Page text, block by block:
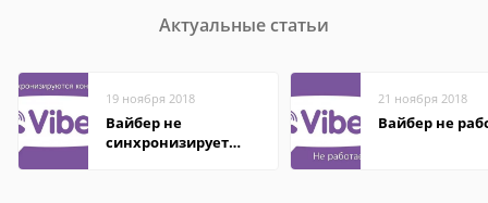
Актуальные статьи
19 ноября 2018
Вайбер не
синхронизирует
21 ноября 2018
Вайбер не